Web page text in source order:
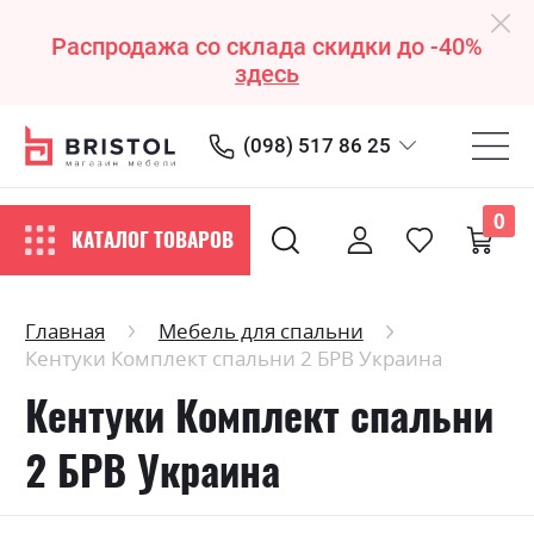
Распродажа со склада скидки до -40%
здесь
(098) 517 86 25
КАТАЛОГ ТОВАРОВ
0
Главная
Мебель для спальни
Кентуки Комплект спальни 2 БРВ Украина
Кентуки Комплект спальни
2 БРВ Украина